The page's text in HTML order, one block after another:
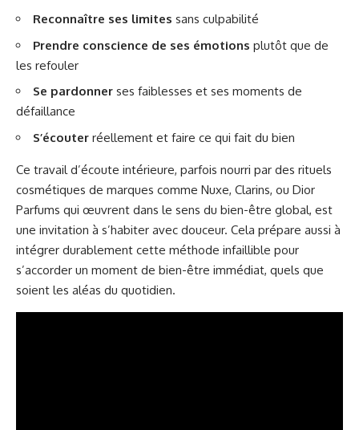
Reconnaître ses limites sans culpabilité
Prendre conscience de ses émotions plutôt que de
les refouler
Se pardonner ses faiblesses et ses moments de
défaillance
S’écouter réellement et faire ce qui fait du bien
Ce travail d’écoute intérieure, parfois nourri par des rituels
cosmétiques de marques comme Nuxe, Clarins, ou Dior
Parfums qui œuvrent dans le sens du bien-être global, est
une invitation à s’habiter avec douceur. Cela prépare aussi à
intégrer durablement cette méthode infaillible pour
s’accorder un moment de bien-être immédiat, quels que
soient les aléas du quotidien.